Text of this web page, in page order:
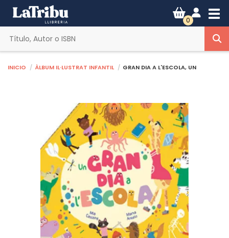
0
Inicio Àlbum il·lustrat infantil GRAN DIA A L'ESCOLA, UN